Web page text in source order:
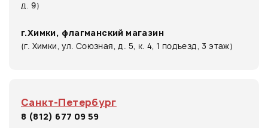
д. 9)
г.Химки, флагманский магазин
(г. Химки, ул. Союзная, д. 5, к. 4, 1 подъезд, 3 этаж)
Санкт-Петербург
8 (812) 677 09 59